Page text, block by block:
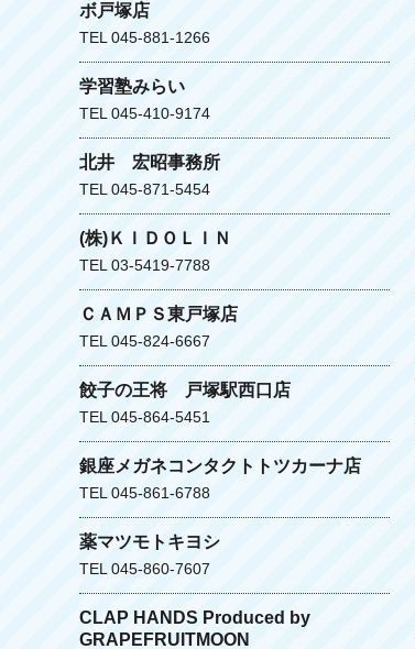
ボ戸塚店
TEL 045-881-1266
学習塾みらい
TEL 045-410-9174
北井 宏昭事務所
TEL 045-871-5454
(株)ＫＩＤＯＬＩＮ
TEL 03-5419-7788
ＣＡＭＰＳ東戸塚店
TEL 045-824-6667
餃子の王将 戸塚駅西口店
TEL 045-864-5451
銀座メガネコンタクトトツカーナ店
TEL 045-861-6788
薬マツモトキヨシ
TEL 045-860-7607
CLAP HANDS Produced by
GRAPEFRUITMOON